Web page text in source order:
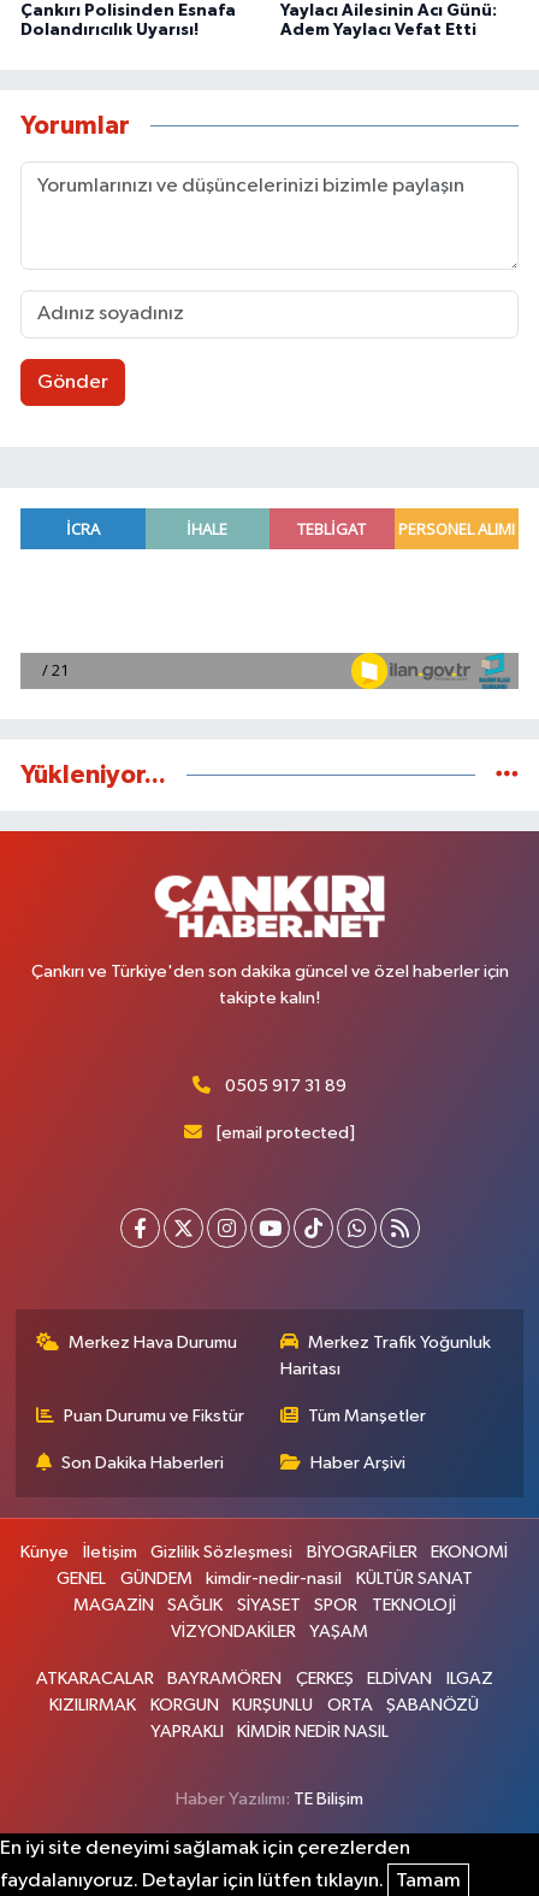
Çankırı Polisinden Esnafa
Dolandırıcılık Uyarısı!
Yaylacı Ailesinin Acı Günü:
Adem Yaylacı Vefat Etti
Yorumlar
Gönder
Yükleniyor...
Çankırı ve Türkiye'den son dakika güncel ve özel haberler için
takipte kalın!
0505 917 31 89
[email protected]
Merkez Hava Durumu
Merkez Trafik Yoğunluk
Haritası
Puan Durumu ve Fikstür Tüm Manşetler
Son Dakika Haberleri Haber Arşivi
Künye İletişim Gizlilik Sözleşmesi BİYOGRAFİLER
EKONOMİ
GENEL
GÜNDEM kimdir-nedir-nasil
KÜLTÜR SANAT
MAGAZİN
SAĞLIK SİYASET SPOR
TEKNOLOJİ
VİZYONDAKİLER
YAŞAM
ATKARACALAR BAYRAMÖREN ÇERKEŞ ELDİVAN
ILGAZ
KIZILIRMAK
KORGUN KURŞUNLU ORTA
ŞABANÖZÜ
YAPRAKLI
KİMDİR NEDİR NASIL
Haber Yazılımı: TE Bilişim
En iyi site deneyimi sağlamak için çerezlerden
faydalanıyoruz. Detaylar için lütfen tıklayın.
Tamam